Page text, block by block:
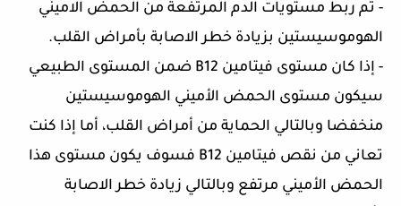
- تم ربط مستويات الدم المرتفعة من الحمض الاميني
الهوموسيستين بزيادة خطر الاصابة بأمراض القلب.
- إذا كان مستوى فيتامين B12 ضمن المستوى الطبيعي
سيكون مستوى الحمض الأميني الهوموسيستين
منخفضا وبالتالي الحماية من أمراض القلب، أما إذا كنت
تعاني من نقص فيتامين B12 فسوف يكون مستوى هذا
الحمض الأميني مرتفع وبالتالي زيادة خطر الاصابة